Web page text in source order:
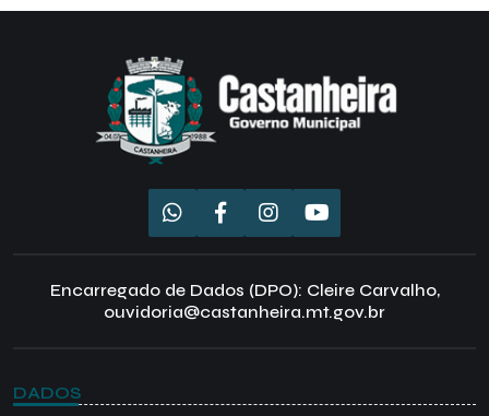
Encarregado de Dados (DPO): Cleire Carvalho,
ouvidoria@castanheira.mt.gov.br
DADOS